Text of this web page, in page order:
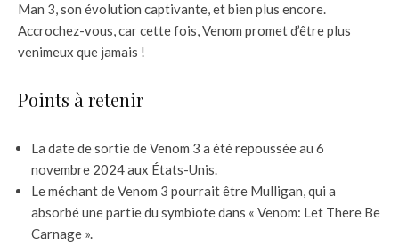
Man 3, son évolution captivante, et bien plus encore.
Accrochez-vous, car cette fois, Venom promet d’être plus
venimeux que jamais !
Points à retenir
La date de sortie de Venom 3 a été repoussée au 6
novembre 2024 aux États-Unis.
Le méchant de Venom 3 pourrait être Mulligan, qui a
absorbé une partie du symbiote dans « Venom: Let There Be
Carnage ».